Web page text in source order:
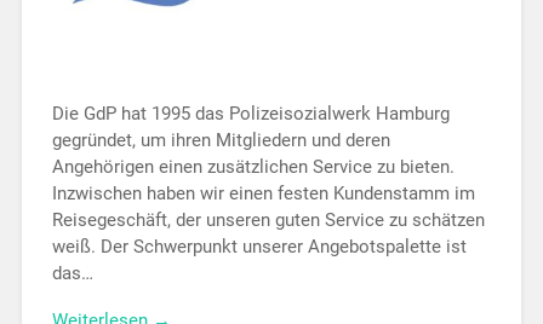
Die GdP hat 1995 das Polizeisozialwerk Hamburg
gegründet, um ihren Mitgliedern und deren
Angehörigen einen zusätzlichen Service zu bieten.
Inzwischen haben wir einen festen Kundenstamm im
Reisegeschäft, der unseren guten Service zu schätzen
weiß. Der Schwerpunkt unserer Angebotspalette ist
das…